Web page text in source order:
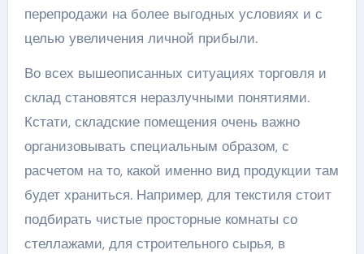
перепродажи на более выгодных условиях и с
целью увеличения личной прибыли.
Во всех вышеописанных ситуациях торговля и
склад становятся неразлучными понятиями.
Кстати, складские помещения очень важно
организовывать специальным образом, с
расчетом на то, какой именно вид продукции там
будет храниться. Например, для текстиля стоит
подбирать чистые просторные комнаты со
стеллажами, для строительного сырья, в